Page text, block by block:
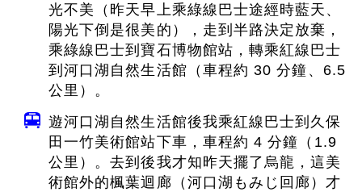
光不美（昨天早上乘綠線巴士途經時藍天、
陽光下倒是很美的），走到半路決定放棄，
乘綠線巴士到寶石博物館站，轉乘紅線巴士
到河口湖自然生活館（車程約 30 分鐘、6.5
公里）。
遊河口湖自然生活館後我乘紅線巴士到久保
田一竹美術館站下車，車程約 4 分鐘（1.9
公里）。去到後我才知昨天擺了烏龍，這美
術館外的楓葉迴廊（河口湖もみじ回廊）才